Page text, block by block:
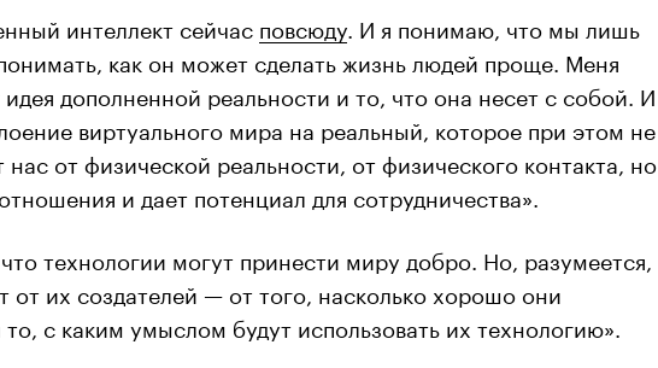
интеллект сейчас повсюду . И я понимаю, что мы лишь
как он может сделать жизнь людей проще. Меня
дополненной реальности и то, что она несет с собой. И
виртуального мира на реальный, которое при этом не
нас от физической реальности, от физического контакта, но
и дает потенциал для сотрудничества».
технологии могут принести миру добро. Но, разумеется,
от их создателей — от того, насколько хорошо они
с каким умыслом будут использовать их технологию».